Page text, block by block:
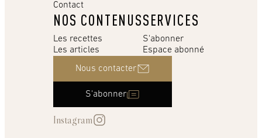
Contact
NOS CONTENUS
Les recettes
Les articles
SERVICES
S'abonner
Espace abonné
Nous contacter
S'abonner
Instagram